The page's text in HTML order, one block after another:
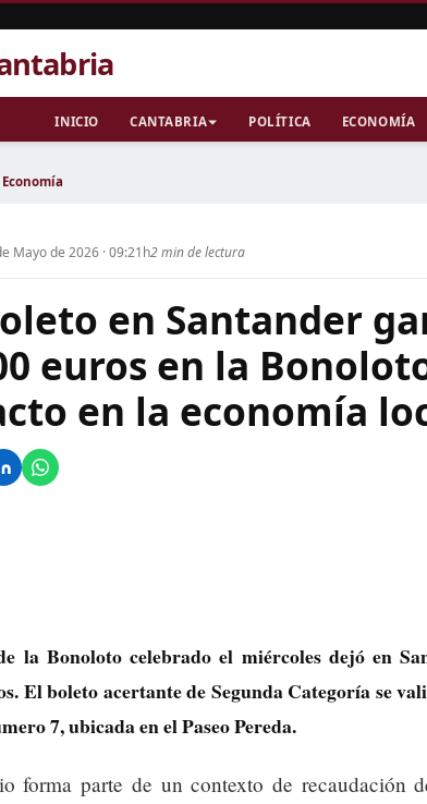
INICIO CANTABRIA POLÍTICA ECONOMÍA
Economía
Mayo de 2026 · 09:21h2 min de lectura
en Santander
euros en la
en la economía
la Bonoloto celebrado el miércoles dejó en
El boleto acertante de Segunda Categoría se
7, ubicada en el Paseo Pereda.
forma parte de un contexto de recaudación